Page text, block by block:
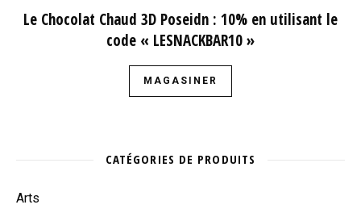
Le Chocolat Chaud 3D Poseidn : 10% en utilisant le
code « LESNACKBAR10 »
MAGASINER
CATÉGORIES DE PRODUITS
Arts